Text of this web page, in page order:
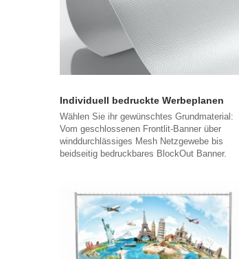
Individuell bedruckte Werbeplanen
Wählen Sie ihr gewünschtes Grundmaterial:
Vom geschlossenen Frontlit-Banner über
winddurchlässiges Mesh Netzgewebe bis
beidseitig bedruckbares BlockOut Banner.